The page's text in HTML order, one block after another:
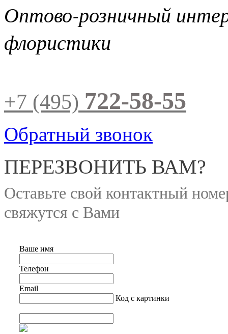
Оптово-розничный
флористики
+7 (495) 722-58-55
Обратный звонок
ПЕРЕЗВОНИТЬ ВАМ?
Оставьте свой контактный
свяжутся с Вами
Ваше имя
Телефон
Email
Код с картинки